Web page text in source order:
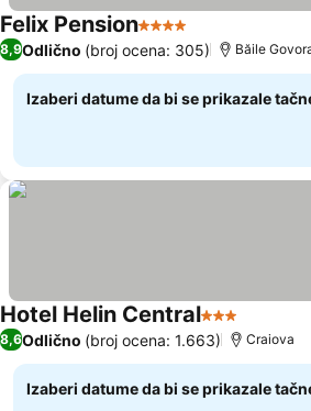
Felix Pension4 Zvezdice
8,9Odlično (broj ocena: 305) Băile
Izaberi datume da bi se prikazale
Hotel Helin Central3 Zvezdice
8,6Odlično (broj ocena: 1.663) Craiova
Izaberi datume da bi se prikazale